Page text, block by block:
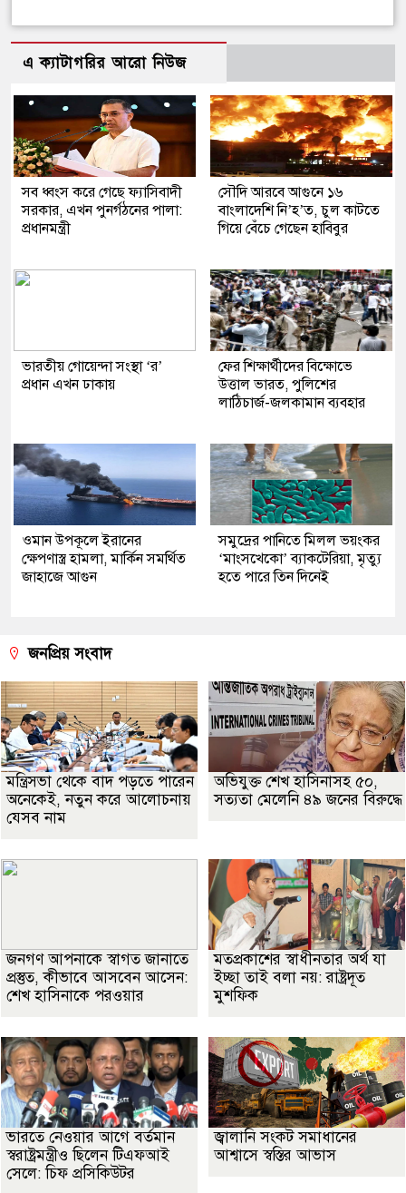
এ ক্যাটাগরির আরো নিউজ
সব ধ্বংস করে গেছে ফ্যাসিবাদী
সরকার, এখন পুনর্গঠনের পালা:
প্রধানমন্ত্রী
সৌদি আরবে আগুনে ১৬
বাংলাদেশি নি’হ’ত, চুল কাটতে
গিয়ে বেঁচে গেছেন হাবিবুর
ভারতীয় গোয়েন্দা সংস্থা ‘র’
প্রধান এখন ঢাকায়
ফের শিক্ষার্থীদের বিক্ষোভে
উত্তাল ভারত, পুলিশের
লাঠিচার্জ-জলকামান ব্যবহার
ওমান উপকূলে ইরানের
ক্ষেপণাস্ত্র হামলা, মার্কিন সমর্থিত
জাহাজে আগুন
সমুদ্রের পানিতে মিলল ভয়ংকর
‘মাংসখেকো’ ব্যাকটেরিয়া, মৃত্যু
হতে পারে তিন দিনেই
জনপ্রিয় সংবাদ
মন্ত্রিসভা থেকে বাদ পড়তে পারেন
অনেকেই, নতুন করে আলোচনায়
যেসব নাম
অভিযুক্ত শেখ হাসিনাসহ ৫০,
সত্যতা মেলেনি ৪৯ জনের বিরুদ্ধে
জনগণ আপনাকে স্বাগত জানাতে
প্রস্তুত, কীভাবে আসবেন আসেন:
শেখ হাসিনাকে পরওয়ার
মতপ্রকাশের স্বাধীনতার অর্থ যা
ইচ্ছা তাই বলা নয়: রাষ্ট্রদূত
মুশফিক
ভারতে নেওয়ার আগে বর্তমান
স্বরাষ্ট্রমন্ত্রীও ছিলেন টিএফআই
সেলে: চিফ প্রসিকিউটর
জ্বালানি সংকট সমাধানের
আশ্বাসে স্বস্তির আভাস